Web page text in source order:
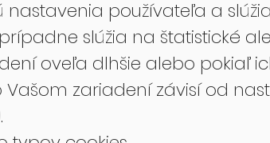
nastavenia používateľa a
slúžia na štatistické
oveľa dlhšie alebo pokiaľ
zariadení závisí od